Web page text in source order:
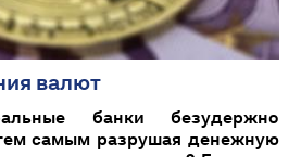
валют
банки безудержно
самым разрушая денежную